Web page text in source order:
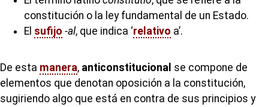
constitución o la ley fundamental de un Estado.
El sufijo -al, que indica ‘relativo a’.
De esta manera, anticonstitucional se compone de
elementos que denotan oposición a la constitución,
sugiriendo algo que está en contra de sus principios y